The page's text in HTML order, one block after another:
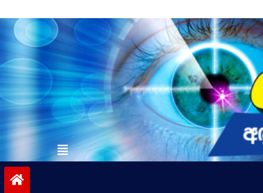
to
contentvinivida.lk